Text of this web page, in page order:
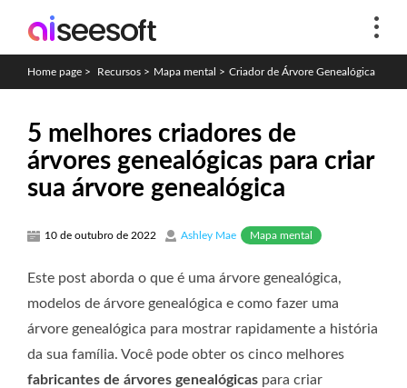
Home page > Recursos > Mapa mental > Criador de Árvore Genealógica
5 melhores criadores de
árvores genealógicas para criar
sua árvore genealógica
10 de outubro de 2022 Ashley Mae Mapa mental
Este post aborda o que é uma árvore genealógica,
modelos de árvore genealógica e como fazer uma
árvore genealógica para mostrar rapidamente a história
da sua família. Você pode obter os cinco melhores
fabricantes de árvores genealógicas para criar